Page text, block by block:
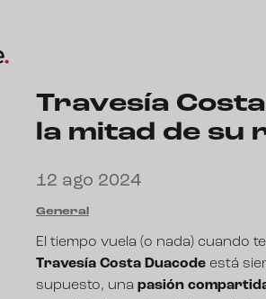
Travesía
la mitad de su
12 ago 2024
General
El tiempo vuela (o nada) cuando
Travesía Costa Duacode está
supuesto, una pasión